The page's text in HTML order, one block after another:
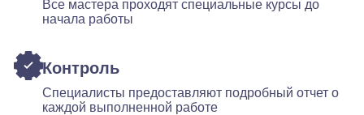
Все мастера проходят специальные курсы до
начала работы
Контроль
Специалисты предоставляют подробный отчет о
каждой выполненной работе